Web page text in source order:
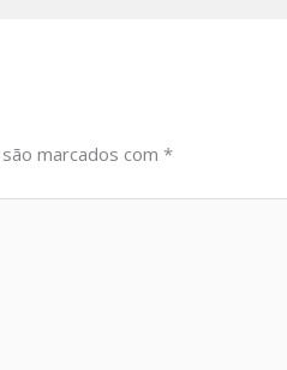
marcados com*